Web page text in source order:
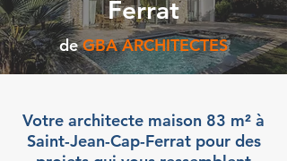
Ferrat
de GBA ARCHITECTES
Votre architecte maison 83 m² à
Saint-Jean-Cap-Ferrat pour des